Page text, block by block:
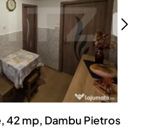
profesionale
42 mp, Dambu Pietros